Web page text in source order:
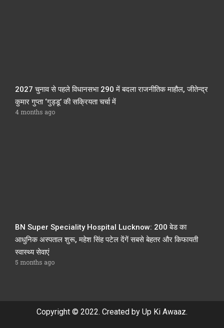
2027 चुनाव से पहले विधानसभा 290 में बदला राजनीतिक माहौल, जीतेन्द्र
कुमार गुप्ता ‘गुड्डू’ की सक्रियता चर्चा में
4 months ago
BN Super Speciality Hospital Lucknow: 200 बेड का
आधुनिक अस्पताल शुरू, महेश सिंह पटेल देंगें सबसे बेहतर और किफायती
स्वास्थ्य सेवाएं
5 months ago
Copyright © 2022. Created by Up Ki Awaaz.